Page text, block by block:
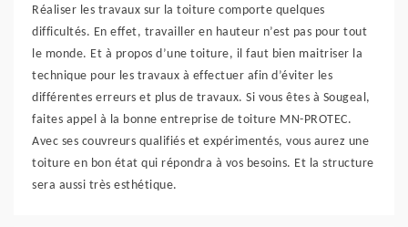
Réaliser les travaux sur la toiture comporte quelques
difficultés. En effet, travailler en hauteur n’est pas pour tout
le monde. Et à propos d’une toiture, il faut bien maitriser la
technique pour les travaux à effectuer afin d’éviter les
différentes erreurs et plus de travaux. Si vous êtes à Sougeal,
faites appel à la bonne entreprise de toiture MN-PROTEC.
Avec ses couvreurs qualifiés et expérimentés, vous aurez une
toiture en bon état qui répondra à vos besoins. Et la structure
sera aussi très esthétique.